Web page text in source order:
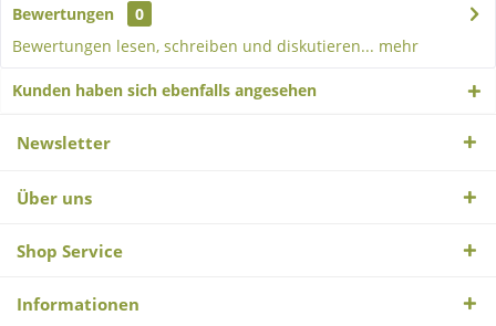
Bewertungen
0
Bewertungen lesen, schreiben und diskutieren... mehr
Kunden haben sich ebenfalls angesehen
Newsletter
Über uns
Shop Service
Informationen